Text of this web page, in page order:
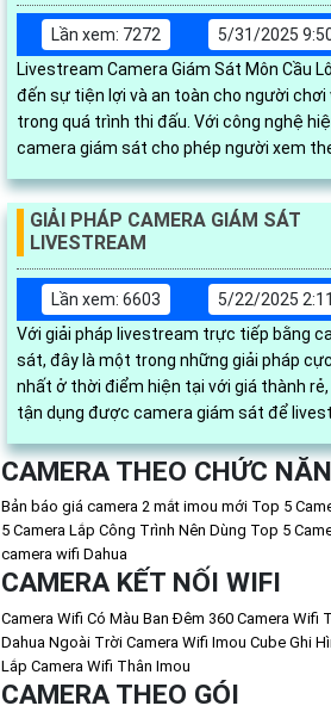
Lần xem: 7272
5/31/2025
Livestream Camera Giám Sát Môn Cầu
đến sự tiện lợi và an toàn cho người chơi
trong quá trình thi đấu. Với công nghệ hiện đại,
camera giám sát cho phép người xem
tiếp từ xa mọi diễn biến trận đấu một
rõ ràng
GIẢI PHÁP CAMERA GIÁM SÁT
LIVESTREAM
Lần xem: 6603
5/22/2025
Với giải pháp livestream trực tiếp bằng
sát, đây là một trong những giải pháp
nhất ở thời điểm hiện tại với giá thành
tận dụng được camera giám sát để
CAMERA THEO CHỨC
Bản báo giá camera 2 mắt imou mới Top 5
5 Camera Lắp Công Trình Nên Dùng Top 5
camera wifi Dahua
CAMERA KẾT NỐI WIFI
Camera Wifi Có Màu Ban Đêm 360 Camera Wifi
Dahua Ngoài Trời Camera Wifi Imou Cube Ghi
Lắp Camera Wifi Thân Imou
CAMERA THEO GÓI